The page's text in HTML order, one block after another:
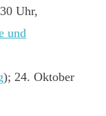
Uhr,
und
); 24. Oktober